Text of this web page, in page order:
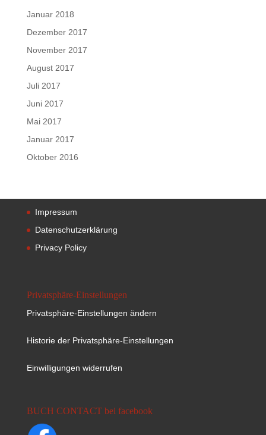
Januar 2018
Dezember 2017
November 2017
August 2017
Juli 2017
Juni 2017
Mai 2017
Januar 2017
Oktober 2016
Impressum
Datenschutzerklärung
Privacy Policy
Privatsphäre-Einstellungen
Privatsphäre-Einstellungen ändern
Historie der Privatsphäre-Einstellungen
Einwilligungen widerrufen
BUCH CONTACT bei facebook